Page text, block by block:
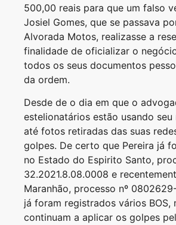
500,00 reais para que um falso
Josiel Gomes, que se passava
Alvorada Motos, realizasse a
finalidade de oficializar o
todos os seus documentos
da ordem.
Desde de o dia em que o
estelionatários estão usando
até fotos retiradas das suas
golpes. De certo que Pereira já
no Estado do Espirito Santo,
32.2021.8.08.0008 e
Maranhão, processo nº
já foram registrados vários
continuam a aplicar os golpes